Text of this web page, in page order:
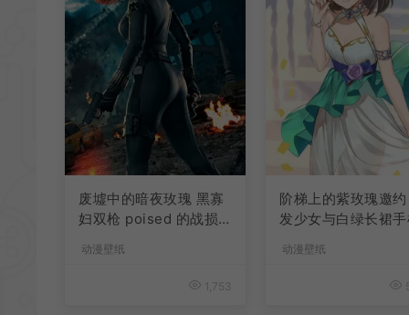
废墟中的暗夜玫瑰 黑寡
妇双枪 poised 的战损
动漫壁纸
1,753
阶梯上的紫玫瑰邀
发少女与白绿长裙
动漫壁纸